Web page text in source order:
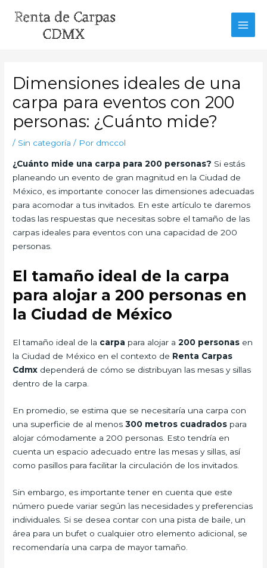
Dimensiones ideales de una
carpa para eventos con 200
personas: ¿Cuánto mide?
/ Sin categoría / Por dmccol
¿Cuánto mide una carpa para 200 personas? Si estás
planeando un evento de gran magnitud en la Ciudad de
México, es importante conocer las dimensiones adecuadas
para acomodar a tus invitados. En este artículo te daremos
todas las respuestas que necesitas sobre el tamaño de las
carpas ideales para eventos con una capacidad de 200
personas.
El tamaño ideal de la carpa
para alojar a 200 personas en
la Ciudad de México
El tamaño ideal de la carpa para alojar a200 personas en
la Ciudad de México en el contexto de Renta Carpas
Cdmx dependerá de cómo se distribuyan las mesas y sillas
dentro de la carpa.
En promedio, se estima que se necesitaría una carpa con
una superficie de al menos300 metros cuadrados para
alojar cómodamente a 200 personas. Esto tendría en
cuenta un espacio adecuado entre las mesas y sillas, así
como pasillos para facilitar la circulación de los invitados.
Sin embargo, es importante tener en cuenta que este
número puede variar según las necesidades y preferencias
individuales. Si se desea contar con una pista de baile, un
área para un bufet o cualquier otro elemento adicional, se
recomendaría una carpa de mayor tamaño.